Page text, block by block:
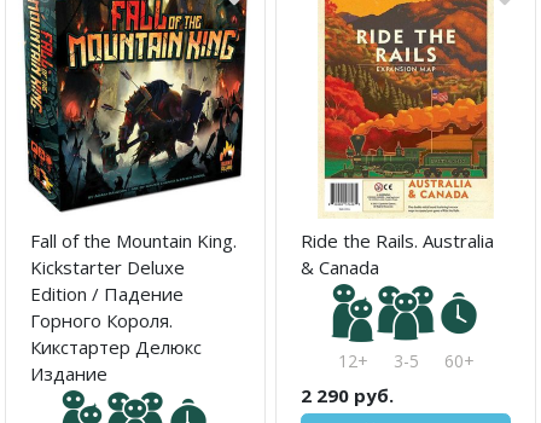
Fall of the Mountain King.
Kickstarter Deluxe
Edition / Падение
Горного Короля.
Кикстартер Делюкс
Издание
Ride the Rails. Australia
& Canada
12+ 3-5 60+
2 290 руб.